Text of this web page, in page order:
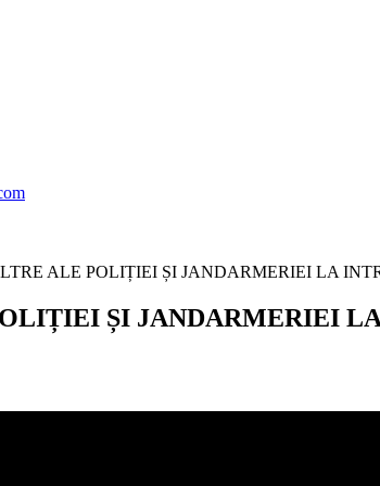
ȘI JANDARMERIEI